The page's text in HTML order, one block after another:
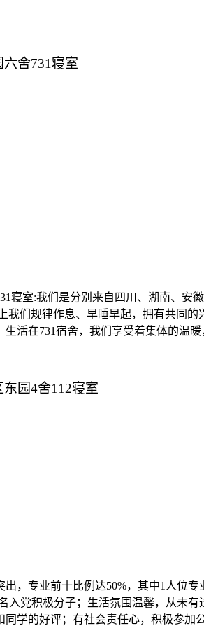
六舍731寝室
寝室:我们是分别来自四川、湖南、安
我们规律作息、早睡早起，拥有共同
生活在731宿舍，我们享受着集体的温
东园4舍112寝室
出，专业前十比例达50%，其中1 人位专
入党积极分子；生活氛围温馨，从未
同学的好评；有社会责任心，积极参